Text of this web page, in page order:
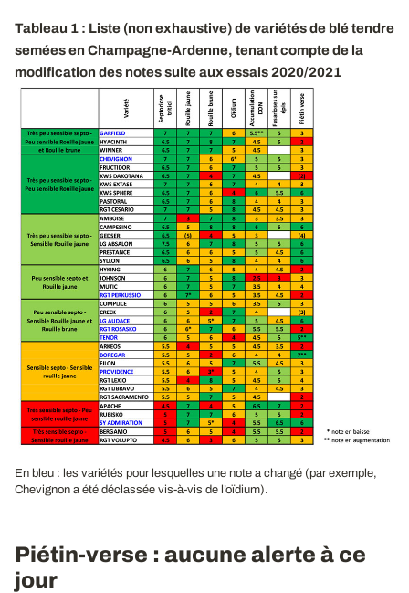
Tableau 1 : Liste (non exhaustive) de variétés de blé tendre
semées en Champagne-Ardenne, tenant compte de la
modification des notes suite aux essais 2020/2021
En bleu : les variétés pour lesquelles une note a changé (par exemple,
Chevignon a été déclassée vis-à-vis de l’oïdium).
Piétin-verse : aucune alerte à ce
jour